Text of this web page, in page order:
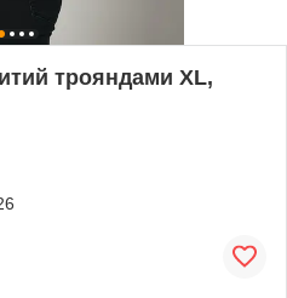
трояндами XL,